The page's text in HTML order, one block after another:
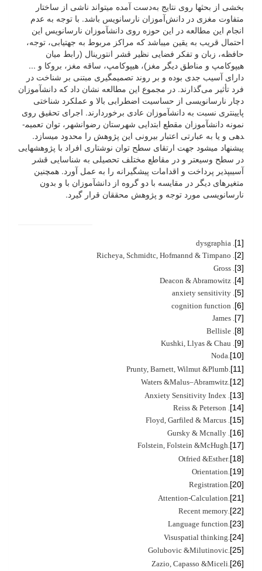
بخشی از بحث­ها روی نتایج به‌دست آمده می­تواند ناشی از ساختار
متفاوت مغزی در دانش‌آموزان نارسانویس باشد. با توجه به عدم
انجام این مطالعه در این حوزه روی دانش­آموزان نارسانویس این
احتمال قریب به یقین می­باشد که مراکز مربوط به جهت­یابی، توجه،
حافظه، زبان و تفکر فضایی نظیر قشر انتورینال (رابط میان
هیپوکامپ و مناطق دیگر مغز)، هیپوکامپ، ساقه مغز، بروکا و ...
دارای آسیب جدی بوده و بر روند تصمیم­گیری مبتنی بر شناخت در
فرد تأثیر می‌گذارند. در مجموع این مطالعه نشان داد که دانش­آموزان
دچار نارسانویسی از حساسیت اضطرابی بالا و عملکرد شناختی
پایین­تری نسبت به دانش­آموزان عادی برخوردارند. اجرای تحقیق روی
نمونه دانش­آموزان مقطع ابتدایی شهرستان رضوانشهر، توان تعمیم­
دهی و یا به عبارتی اعتبار بیرونی این پژوهش را محدود می­سازد.
پیشنهاد می­شود جهت ارتقای سطح توان نوشتاری افراد با پژوهش­هایی
در سطح وسیع­تر و در مقاطع مختلف تحصیلی به شناسایی قشر
آسیب­پذیر پرداخت و اقدامات پیشگیرانه را به عمل آورد. همچنین
متغیرهای دیگر در مقایسه با دو گروه از دانش­آموزان با و بدون
نارسانویسی مورد توجه و پژوهش محققان قرار گیرد.
[1]
[2]
. Richeya, Schmidtc, Hofmannd & Timpano
[3]
[4]
. Deacon & Abramowitz
[5]
. anxiety sensitivity
[6]
[7]
. James
[8]
[9]
. Kushki, Llyas & Chau
[10]
.
Noda
[11]
Prunty, Barnett, Wilmut &Plumb
[12]
.Waters &
Malus–Abramwitz
[13]
[14]
[15]
. Floyd, Garfiled & Marcus
[16]
[17]
.
Folstein, Folstein &McHugh
[18]
.
Otfried &Esther
[19]
Orientation
[20]
.
Registration
[21]
Attention-Calculation
[22]
.
Recent memory
[23]
.
Language function
[24]
Visuspatial thinking
[25]
.
Golubovic &Milutinovic
[26]
Zazio, Capasso &Miceli